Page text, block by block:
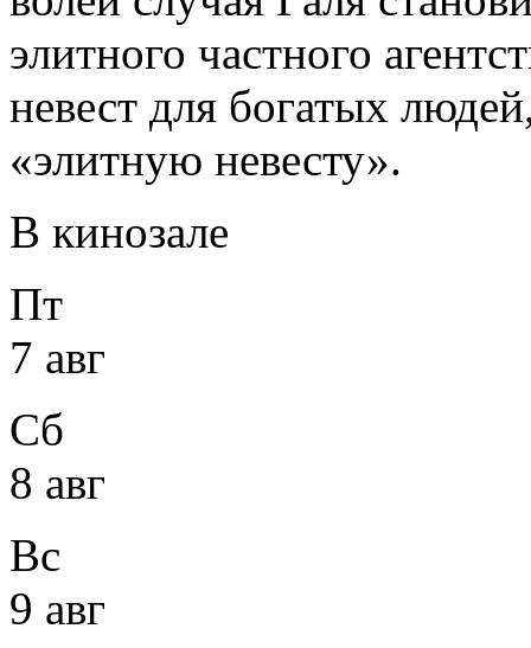
элитного частного
невест для богатых
«элитную невесту».
В кинозале
Пт
7 авг
Сб
8 авг
Вс
9 авг